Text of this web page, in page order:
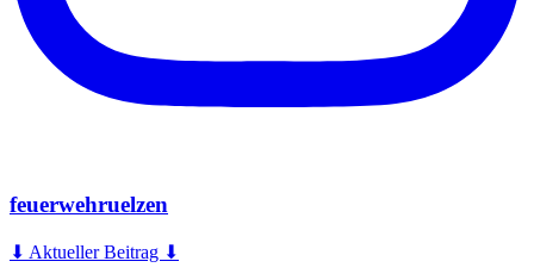
feuerwehruelzen
⬇ Aktueller Beitrag ⬇